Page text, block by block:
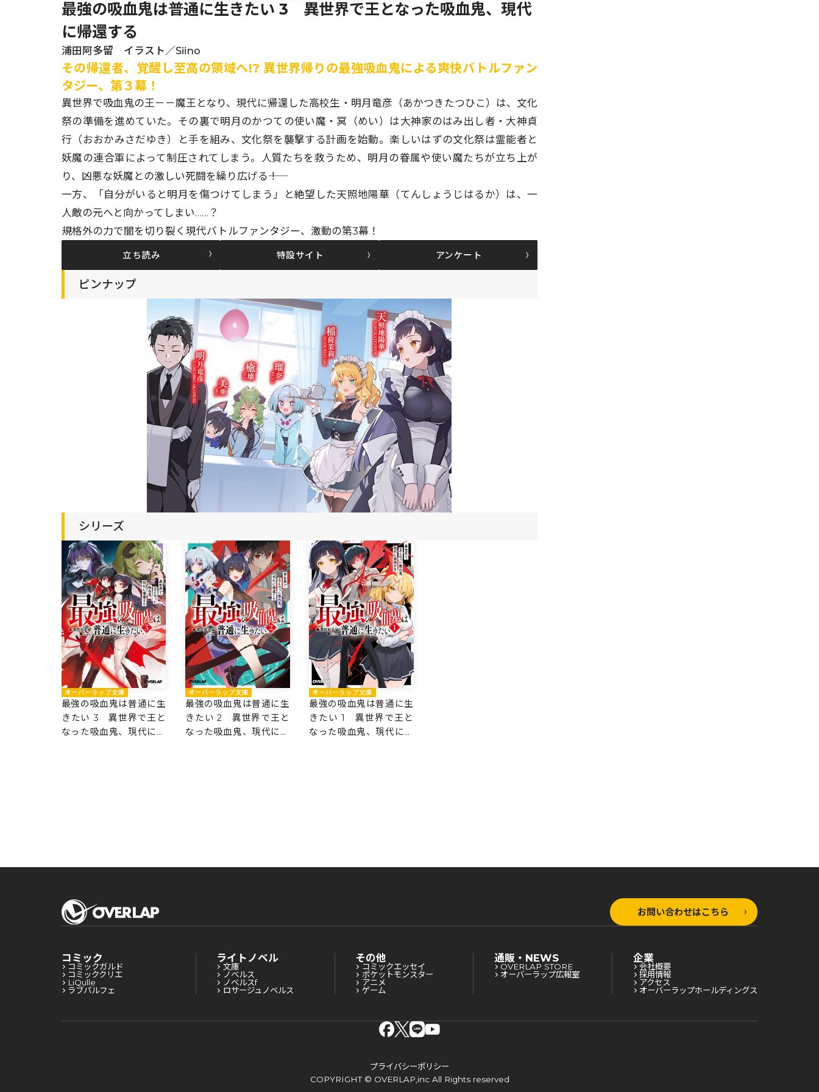
最強の吸血鬼は普通に生きたい 3 異世界で王となった吸血鬼、現代
に帰還する
浦田阿多留 イラスト／Siino
その帰還者、覚醒し至高の領域へ!? 異世界帰りの最強吸血鬼による爽快バトルファン
タジー、第３幕！
異世界で吸血鬼の王－－魔王となり、現代に帰還した高校生・明月竜彦（あかつきたつひこ）は、文化
祭の準備を進めていた。その裏で明月のかつての使い魔・冥（めい）は大神家のはみ出し者・大神貞
行（おおかみさだゆき）と手を組み、文化祭を襲撃する計画を始動。楽しいはずの文化祭は霊能者と
妖魔の連合軍によって制圧されてしまう。人質たちを救うため、明月の眷属や使い魔たちが立ち上が
り、凶悪な妖魔との激しい死闘を繰り広げる――！
一方、「自分がいると明月を傷つけてしまう」と絶望した天照地陽華（てんしょうじはるか）は、一
人敵の元へと向かってしまい……？
規格外の力で闇を切り裂く現代バトルファンタジー、激動の第3幕！
立ち読み 特設サイト アンケート
ピンナップ
シリーズ
オーバーラップ文庫
最強の吸血鬼は普通に生
きたい 3 異世界で王と
なった吸血鬼、現代に帰
オーバーラップ文庫
最強の吸血鬼は普通に生
きたい 2 異世界で王と
なった吸血鬼、現代に帰
オーバーラップ文庫
最強の吸血鬼は普通に生
きたい 1 異世界で王と
なった吸血鬼、現代に帰
お問い合わせはこちら
コミック
コミックガルド
コミッククリエ
LiQulle
ラブパルフェ
ライトノベル
文庫
ノベルス
ノベルスf
ロサージュノベルス
その他
コミックエッセイ
ポケットモンスター
アニメ
ゲーム
通販・NEWS
OVERLAP STORE
オーバーラップ広報室
企業
会社概要
採用情報
アクセス
オーバーラップホールディングス
プライバシーポリシー
COPYRIGHT © OVERLAP,inc All Rights reserved